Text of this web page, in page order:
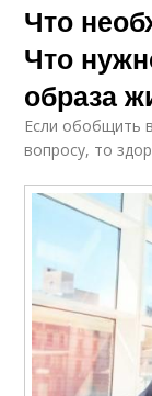
Что
Что
образа
Если обобщить
вопросу, то